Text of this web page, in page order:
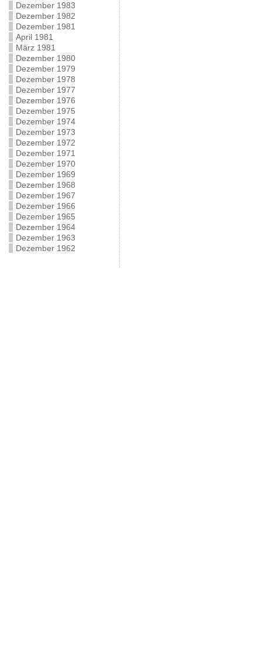
Dezember 1983
Dezember 1982
Dezember 1981
April 1981
März 1981
Dezember 1980
Dezember 1979
Dezember 1978
Dezember 1977
Dezember 1976
Dezember 1975
Dezember 1974
Dezember 1973
Dezember 1972
Dezember 1971
Dezember 1970
Dezember 1969
Dezember 1968
Dezember 1967
Dezember 1966
Dezember 1965
Dezember 1964
Dezember 1963
Dezember 1962